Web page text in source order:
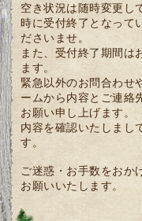
空き状況は随時変更し
時に受付終了となって
ださいませ。
また、受付終了期間は
ます。
緊急以外のお問合わせ
ームから内容とご連絡
お願い申し上げます。
内容を確認いたしまし
す。
ご迷惑・お手数をおか
お願いいたします。